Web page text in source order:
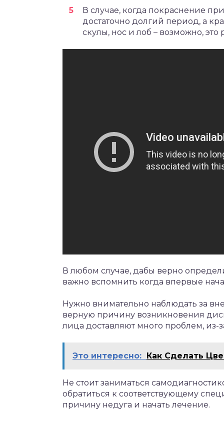
В случае, когда покраснение
достаточно долгий период, а
скулы, нос и лоб – возможно, это
В любом случае, дабы верно
важно вспомнить когда впервые
Нужно внимательно наблюдать за
верную причину возникновения
лица доставляют много проблем, из-
Это интересно: Как Сделать
Не стоит заниматься
обратиться к соответствующему
причину недуга и начать лечение.